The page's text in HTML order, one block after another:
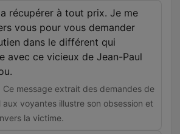
récupérer à tout prix. Je me
vous pour vous demander
dans le différent qui
avec ce vicieux de Jean-Paul
Ce message extrait des demandes de
aux voyantes illustre son obsession et
la victime.